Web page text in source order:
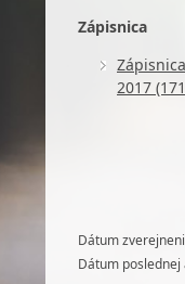
Zápisnica
Zápisnica
2017
Dátum
Dátum